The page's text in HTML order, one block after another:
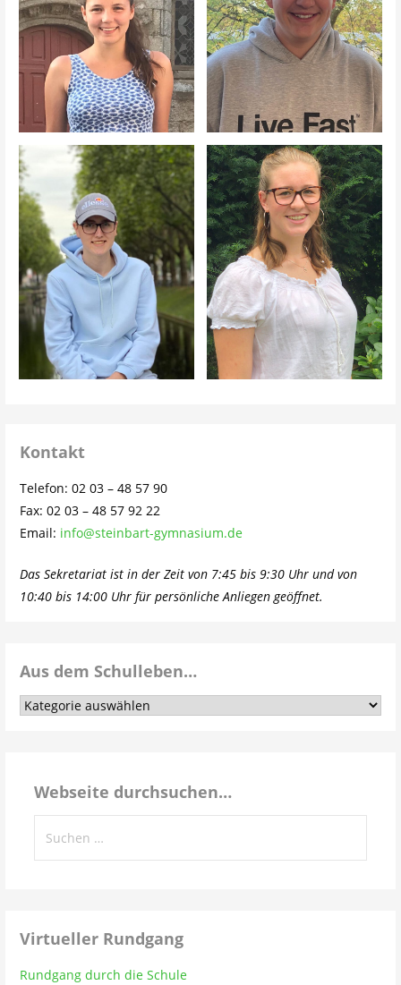
Kontakt
Telefon: 02 03 – 48 57 90
Fax: 02 03 – 48 57 92 22
Email: info@steinbart-gymnasium.de
Das Sekretariat ist in der Zeit von 7:45 bis 9:30 Uhr und von
10:40 bis 14:00 Uhr für persönliche Anliegen geöffnet.
Aus dem Schulleben…
Aus
Webseite durchsuchen…
nach:
Virtueller Rundgang
Rundgang durch die Schule